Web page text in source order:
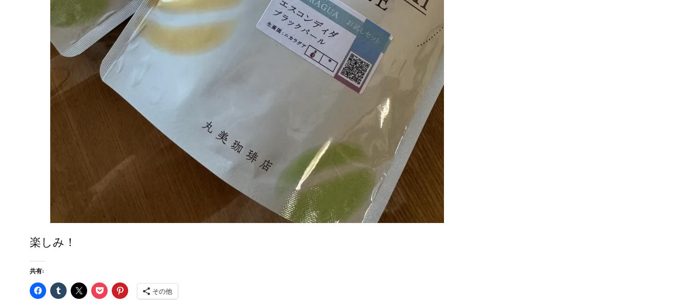
楽しみ！
共有:
その他